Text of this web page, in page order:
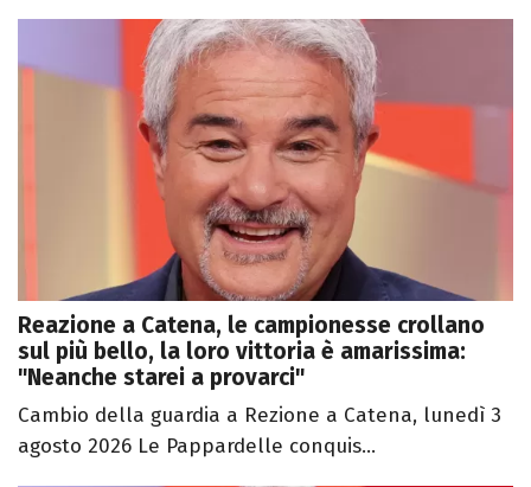
Reazione a Catena, le campionesse crollano
sul più bello, la loro vittoria è amarissima:
"Neanche starei a provarci"
Cambio della guardia a Rezione a Catena, lunedì 3
agosto 2026 Le Pappardelle conquis...